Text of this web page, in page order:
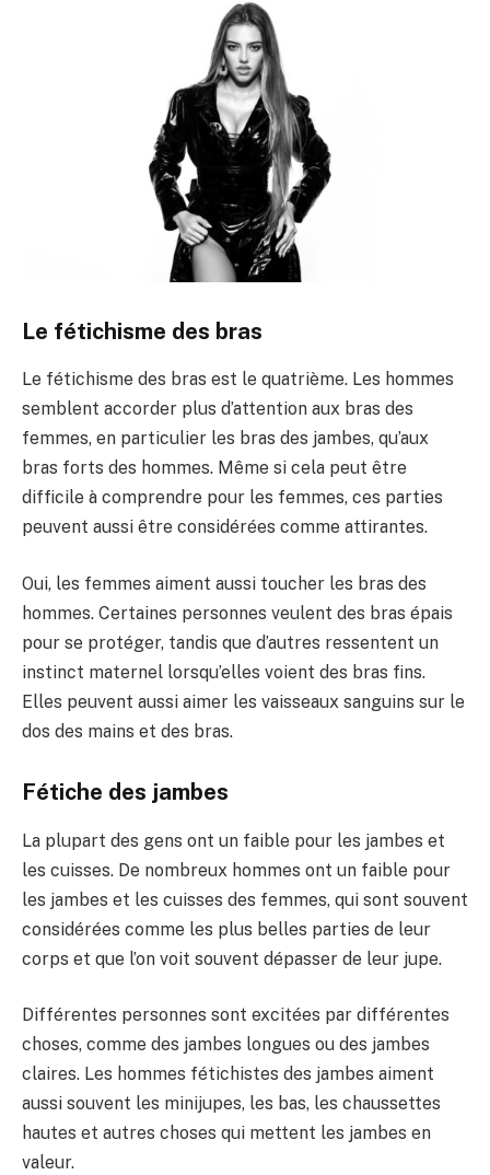
Le fétichisme des bras
Le fétichisme des bras est le quatrième. Les hommes
semblent accorder plus d’attention aux bras des
femmes, en particulier les bras des jambes, qu’aux
bras forts des hommes. Même si cela peut être
difficile à comprendre pour les femmes, ces parties
peuvent aussi être considérées comme attirantes.
Oui, les femmes aiment aussi toucher les bras des
hommes. Certaines personnes veulent des bras épais
pour se protéger, tandis que d’autres ressentent un
instinct maternel lorsqu’elles voient des bras fins.
Elles peuvent aussi aimer les vaisseaux sanguins sur le
dos des mains et des bras.
Fétiche des jambes
La plupart des gens ont un faible pour les jambes et
les cuisses. De nombreux hommes ont un faible pour
les jambes et les cuisses des femmes, qui sont souvent
considérées comme les plus belles parties de leur
corps et que l’on voit souvent dépasser de leur jupe.
Différentes personnes sont excitées par différentes
choses, comme des jambes longues ou des jambes
claires. Les hommes fétichistes des jambes aiment
aussi souvent les minijupes, les bas, les chaussettes
hautes et autres choses qui mettent les jambes en
valeur.